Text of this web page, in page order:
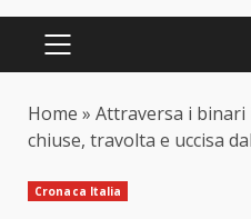
PRIMARY
Home » Attraversa i binari
chiuse, travolta e uccisa
Cronaca Italia